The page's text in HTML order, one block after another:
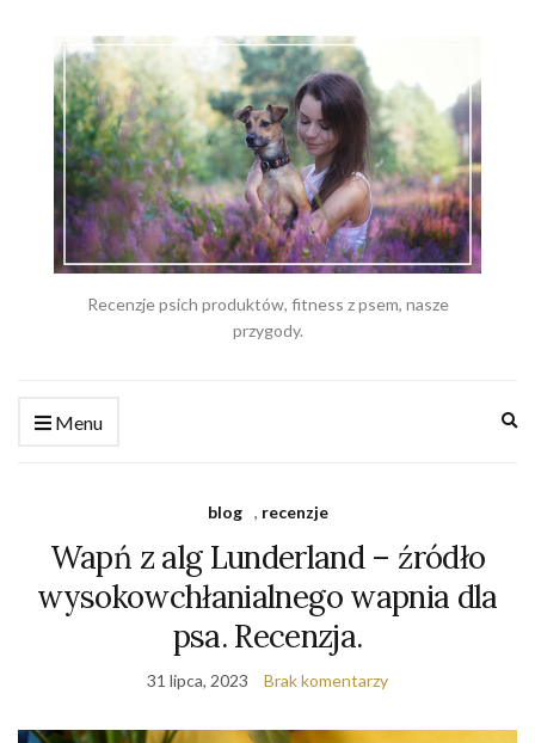
Recenzje psich produktów, fitness z psem, nasze
przygody.
Menu
blog , recenzje
Wapń z alg Lunderland – źródło
wysokowchłanialnego wapnia dla
psa. Recenzja.
31 lipca, 2023 Brak komentarzy